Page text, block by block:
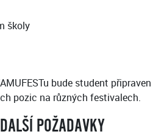
školy
bude student připraven
pozic na různých festivalech.
POŽADAVKY